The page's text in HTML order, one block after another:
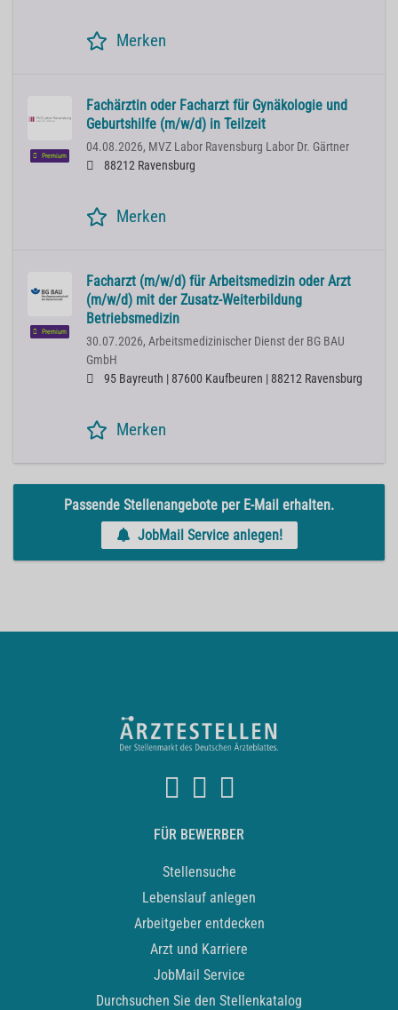
Merken
Premium
Fachärztin oder Facharzt für Gynäkologie und
Geburtshilfe (m/w/d) in Teilzeit
04.08.2026, MVZ Labor Ravensburg Labor Dr. Gärtner
88212 Ravensburg
Merken
Premium
Facharzt (m/w/d) für Arbeitsmedizin oder Arzt
(m/w/d) mit der Zusatz-Weiterbildung
Betriebsmedizin
30.07.2026, Arbeitsmedizinischer Dienst der BG BAU
GmbH
95 Bayreuth | 87600 Kaufbeuren | 88212 Ravensburg
Merken
Passende Stellenangebote per E-Mail erhalten.
JobMail Service anlegen!
FÜR BEWERBER
Stellensuche
Lebenslauf anlegen
Arbeitgeber entdecken
Arzt und Karriere
JobMail Service
Durchsuchen Sie den Stellenkatalog